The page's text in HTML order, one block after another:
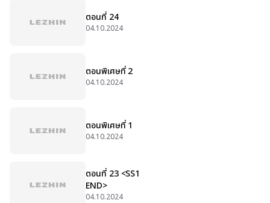
ตอนที่ 24
04.10.2024
ตอนพิเศษที่ 2
04.10.2024
ตอนพิเศษที่ 1
04.10.2024
ตอนที่ 23 <SS1
END>
04.10.2024